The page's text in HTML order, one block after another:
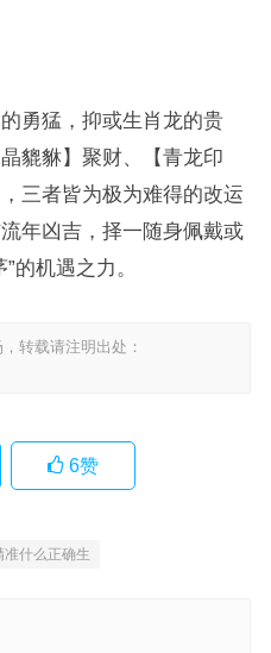
勇猛，抑或生肖龙的贵
貔貅】聚财、【青龙印
三者皆为极为难得的改运
年凶吉，择一随身佩戴或
的机遇之力。
转载请注明出处：
6赞
准什么正确生